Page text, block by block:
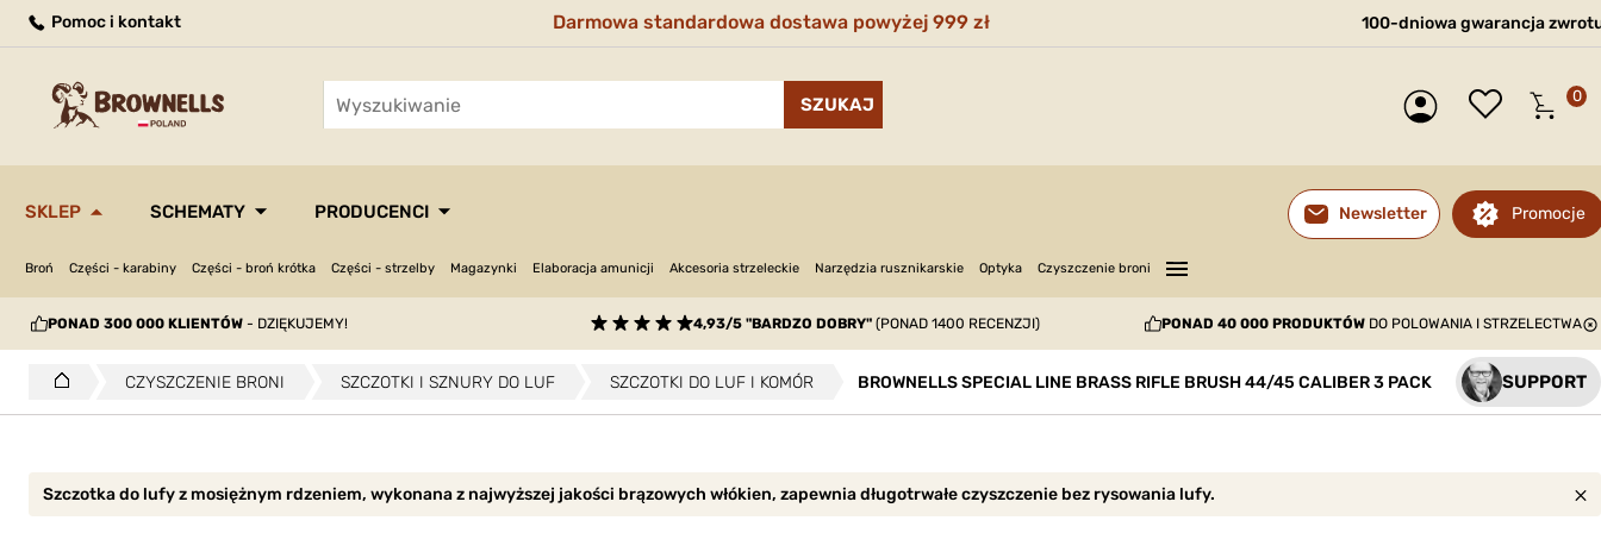
Pomoc i kontakt Darmowa standardowa dostawa powyżej 999 zł 100-dniowa gwarancja
0
SKLEP SCHEMATY PRODUCENCI Newsletter Promocje
Broń Części - karabiny Części - broń krótka Części - strzelby Magazynki Elaboracja amunicji Akcesoria strzeleckie Narzędzia rusznikarskie Optyka Czyszczenie broni —
—
—
PONAD 300 000 KLIENTÓW - DZIĘKUJEMY! 4,93/5 "BARDZO DOBRY"(PONAD 1400 RECENZJI) PONAD 40 000 PRODUKTÓW DO POLOWANIA I STRZELECTWA
CZYSZCZENIE BRONI SZCZOTKI I SZNURY DO LUF SZCZOTKI DO LUF I KOMÓR BROWNELLS SPECIAL LINE BRASS RIFLE BRUSH 44/45 CALIBER 3 PACK SUPPORT
Szczotka do lufy z mosiężnym rdzeniem, wykonana z najwyższej jakości brązowych włókien, zapewnia długotrwałe czyszczenie bez rysowania lufy.